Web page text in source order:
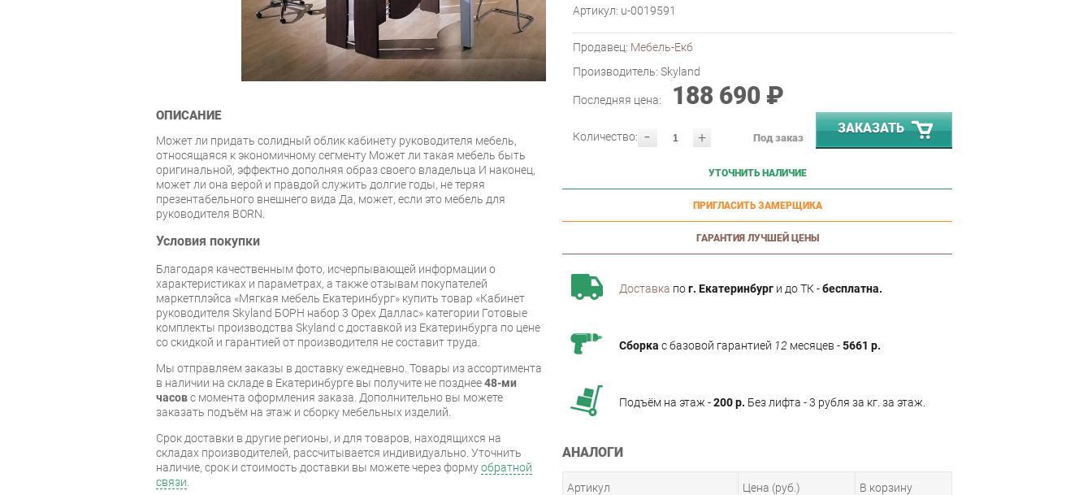
Артикул: u-0019591
Продавец: Мебель-Екб
Производитель: Skyland
Последняя цена: 188 690 ₽
- +
Количество: Под заказ
ЗАКАЗАТЬ
УТОЧНИТЬ НАЛИЧИЕ
ПРИГЛАСИТЬ ЗАМЕРЩИКА
ГАРАНТИЯ ЛУЧШЕЙ ЦЕНЫ
Доставка пог. Екатеринбург и до ТК -бесплатна.
Сборка с базовой гарантией 12 месяцев -5661 р.
Подъём на этаж -200 р. Без лифта - 3 рубля за кг. за этаж.
АНАЛОГИ
Артикул Цена (руб.) В корзину
ОПИСАНИЕ
Может ли придать солидный облик кабинету руководителя мебель,
относящаяся к экономичному сегменту Может ли такая мебель быть
оригинальной, эффектно дополняя образ своего владельца И наконец,
может ли она верой и правдой служить долгие годы, не теряя
презентабельного внешнего вида Да, может, если это мебель для
руководителя BORN.
Условия покупки
Благодаря качественным фото, исчерпывающей информации о
характеристиках и параметрах, а также отзывам покупателей
маркетплэйса «Мягкая мебель Екатеринбург» купить товар «Кабинет
руководителя Skyland БОРН набор 3 Орех Даллас» категории Готовые
комплекты производства Skyland с доставкой из Екатеринбурга по цене
со скидкой и гарантией от производителя не составит труда.
Мы отправляем заказы в доставку ежедневно. Товары из ассортимента
в наличии на складе в Екатеринбурге вы получите не позднее48-ми
часовс момента оформления заказа. Дополнительно вы можете
заказать подъём на этаж и сборку мебельных изделий.
Срок доставки в другие регионы, и для товаров, находящихся на
складах производителей, рассчитывается индивидуально. Уточнить
наличие, срок и стоимость доставки вы можете через формуобратной
связи.